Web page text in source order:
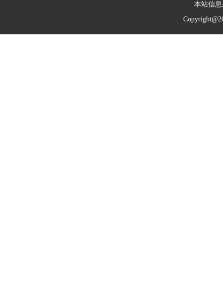
本站信